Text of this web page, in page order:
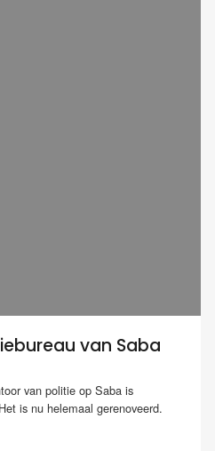
van Saba
van politie op Saba is
is nu helemaal gerenoveerd.